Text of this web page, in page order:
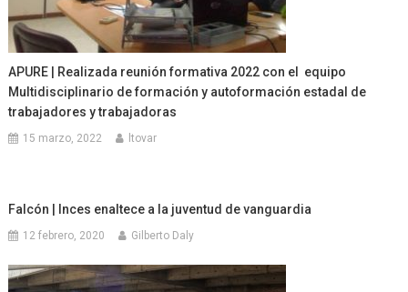
APURE | Realizada reunión formativa 2022 con el equipo
Multidisciplinario de formación y autoformación estadal de
trabajadores y trabajadoras
15 marzo, 2022 ltovar
Falcón | Inces enaltece a la juventud de vanguardia
12 febrero, 2020 Gilberto Daly